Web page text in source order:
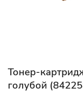
Тонер-
голубой